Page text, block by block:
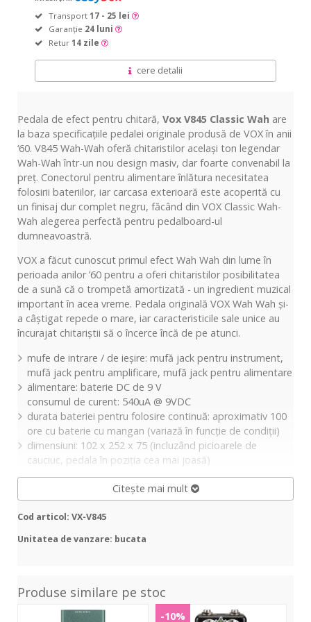
Transport 17 - 25 lei
Garanție 24 luni
Retur 14 zile
cere detalii
Pedala de efect pentru chitară, Vox V845 Classic Wah are
la baza specificațiile pedalei originale produsă de VOX în anii
‘60. V845 Wah-Wah oferă chitaristilor același ton legendar
Wah-Wah într-un nou design masiv, dar foarte convenabil la
preț. Conectorul pentru alimentare înlătura necesitatea
folosirii bateriilor, iar carcasa exterioară este acoperită cu
un finisaj dur complet negru, făcând din VOX Classic Wah-
Wah alegerea perfectă pentru pedalboard-ul
dumneavoastră.
VOX a făcut cunoscut primul efect Wah Wah din lume în
perioada anilor ’60 pentru a oferi chitaristilor posibilitatea
de a sună că o trompetă amortizată - un ingredient muzical
important în acea vreme. Pedala originală VOX Wah Wah și-
a câștigat repede o mare, iar caracteristicile sale unice au
încurajat chitariștii să o încerce încă de pe atunci.
mufe de intrare / de ieșire: mufă jack pentru instrument,
mufă jack pentru amplificare, mufă jack pentru alimentare
alimentare: baterie DC de 9 V
consumul de curent: 540uA @ 9VDC
durata bateriei pentru folosire continuă: aproximativ 100
ore cu baterie cu mangan (variază în funcție de condiții)
dimensiuni: 102 x 252 x 75 (incluzând picioarele de
cauciuc, pedala în poziția cea mai joasă)
Citește mai mult
Cod articol: VX-V845
Unitatea de vanzare: bucata
Produse similare pe stoc
Godzilla
-10%